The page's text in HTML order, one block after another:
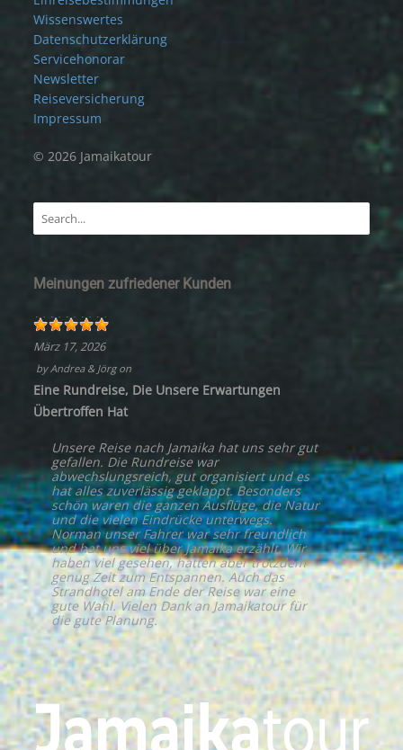
Wissenswertes
Datenschutzerklärung
Servicehonorar
Newsletter
Reiseversicherung
Impressum
© 2026 Jamaikatour
Meinungen zufriedener Kunden
März 17, 2026
byAndrea & Jörgon
Eine Rundreise, Die Unsere Erwartungen
Übertroffen Hat
Unsere Reise nach Jamaika hat uns sehr gut
gefallen. Die Rundreise war
abwechslungsreich, gut organisiert und es
hat alles zuverlässig geklappt. Besonders
schön waren die ganzen Ausflüge, die Natur
und die vielen Eindrücke unterwegs.
Norman unser Fahrer war sehr freundlich
und hat uns viel über Jamaika erzählt. Wir
haben viel gesehen, hatten aber trotzdem
genug Zeit zum Entspannen. Auch das
Strandhotel am Ende der Reise war eine
gute Wahl. Vielen Dank an Jamaikatour für
die gute Planung.